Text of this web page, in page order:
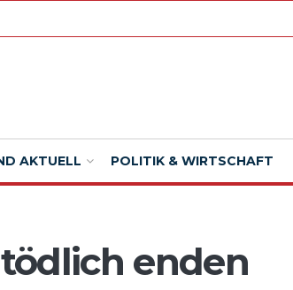
AKTUELL POLITIK & WIRTSCHAFT
enden